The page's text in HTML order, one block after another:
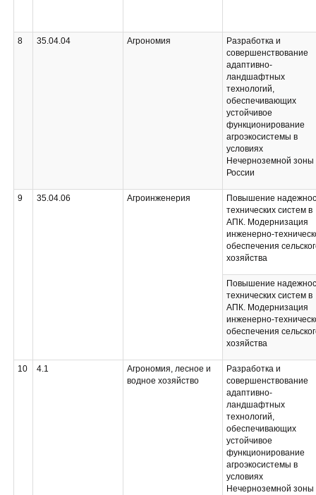
8 35.04.04 Агрономия
Разработка и
совершенствование
адаптивно-
ландшафтных
технологий,
обеспечивающих
устойчивое
функционирование
агроэкосистемы в
условиях
Нечерноземной зоны
России
9 35.04.06 Агроинженерия
Повышение
технических систем в
АПК. Модернизация
инженерно-
обеспечения
хозяйства
Повышение
технических систем в
АПК. Модернизация
инженерно-
обеспечения
хозяйства
10 4.1
Агрономия, лесное и
водное хозяйство
Разработка и
совершенствование
адаптивно-
ландшафтных
технологий,
обеспечивающих
устойчивое
функционирование
агроэкосистемы в
условиях
Нечерноземной зоны